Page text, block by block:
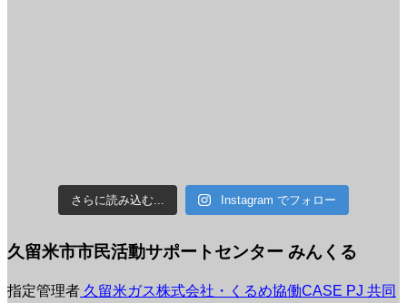
さらに読み込む... Instagram でフォロー
久留米市市民活動サポートセンター みんくる
指定管理者 久留米ガス株式会社・くるめ協働CASE PJ 共同